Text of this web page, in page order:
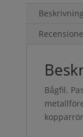
Beskrivning
Bågfil.